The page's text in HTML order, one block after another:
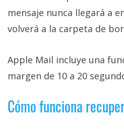
mensaje nunca llegará a
volverá a la carpeta de
Apple Mail incluye una
margen de 10 a 20
Cómo funciona